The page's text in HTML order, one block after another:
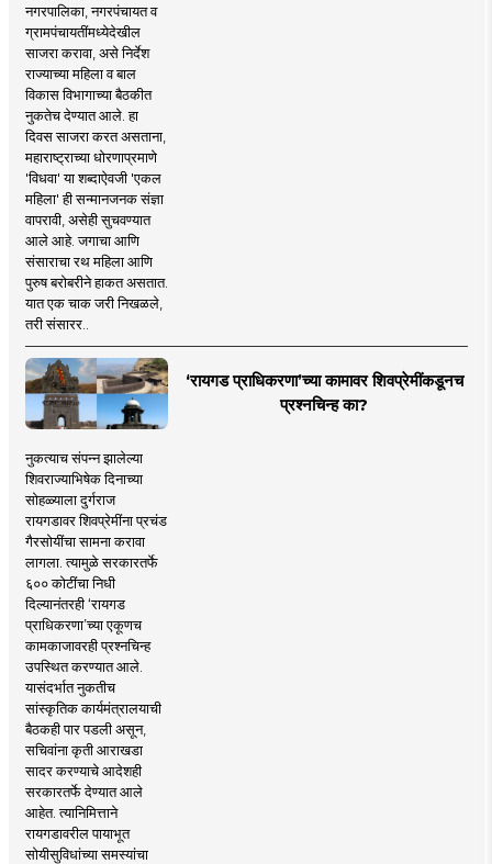
नगरपालिका, नगरपंचायत व
ग्रामपंचायतींमध्येदेखील
साजरा करावा, असे निर्देश
राज्याच्या महिला व बाल
विकास विभागाच्या बैठकीत
नुकतेच देण्यात आले. हा
दिवस साजरा करत असताना,
महाराष्ट्राच्या धोरणाप्रमाणे
'विधवा' या शब्दाऐवजी 'एकल
महिला' ही सन्मानजनक संज्ञा
वापरावी, असेही सुचवण्यात
आले आहे. जगाचा आणि
संसाराचा रथ महिला आणि
पुरुष बरोबरीने हाकत असतात.
यात एक चाक जरी निखळले,
तरी संसारर..
‘रायगड प्राधिकरणा’च्या कामावर शिवप्रेमींकडूनच
प्रश्नचिन्ह का?
नुकत्याच संपन्न झालेल्या
शिवराज्याभिषेक दिनाच्या
सोहळ्याला दुर्गराज
रायगडावर शिवप्रेमींना प्रचंड
गैरसोयींचा सामना करावा
लागला. त्यामुळे सरकारतर्फे
६०० कोटींचा निधी
दिल्यानंतरही ‘रायगड
प्राधिकरणा’च्या एकूणच
कामकाजावरही प्रश्नचिन्ह
उपस्थित करण्यात आले.
यासंदर्भात नुकतीच
सांस्कृतिक कार्यमंत्रालयाची
बैठकही पार पडली असून,
सचिवांना कृती आराखडा
सादर करण्याचे आदेशही
सरकारतर्फे देण्यात आले
आहेत. त्यानिमित्ताने
रायगडावरील पायाभूत
सोयीसुविधांच्या समस्यांचा